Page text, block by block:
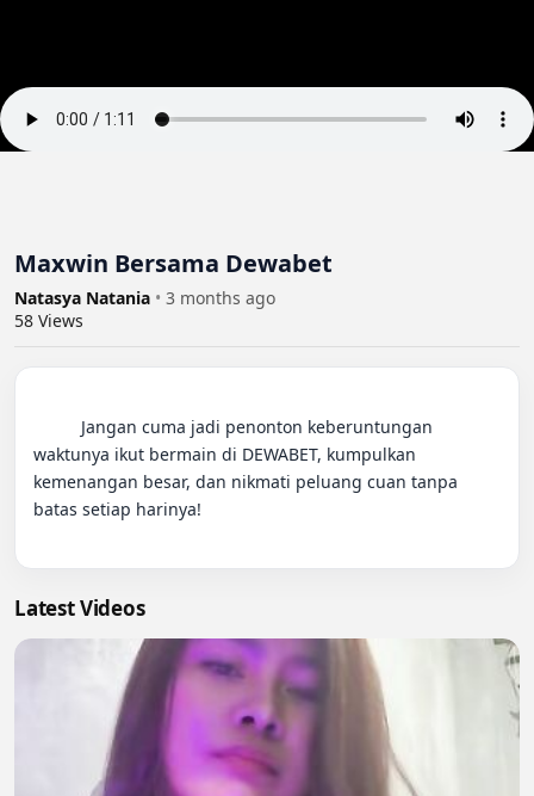
Maxwin Bersama Dewabet
Natasya Natania • 3 months ago
58 Views
waktunya ikut bermain di DEWABET, kumpulkan
kemenangan besar, dan nikmati peluang cuan tanpa
batas setiap harinya!
Latest Videos